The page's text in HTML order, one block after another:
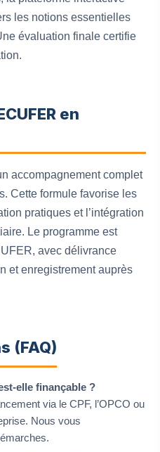
les notions essentielles
évaluation finale certifie
en
accompagnement complet
Cette formule favorise les
pratiques et l’intégration
Le programme est
avec délivrance
et enregistrement auprès
(FAQ)
elle finançable ?
via le CPF, l’OPCO ou
Nous vous